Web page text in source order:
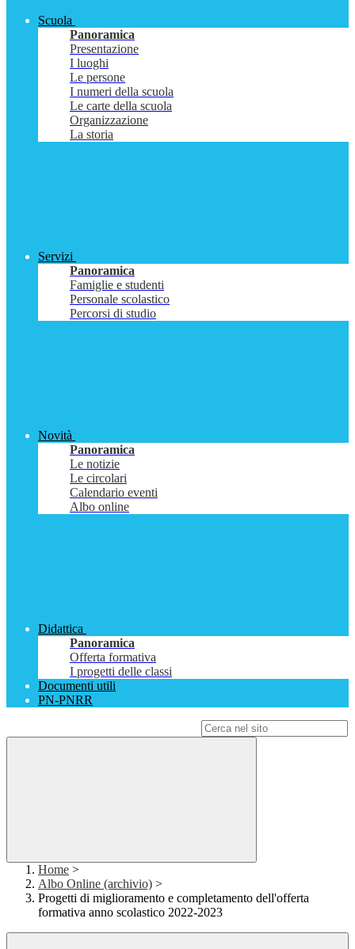
Scuola
Panoramica
Presentazione
I luoghi
Le persone
I numeri della scuola
Le carte della scuola
Organizzazione
La storia
Servizi
Panoramica
Famiglie e studenti
Personale scolastico
Percorsi di studio
Novità
Panoramica
Le notizie
Le circolari
Calendario eventi
Albo online
Didattica
Panoramica
Offerta formativa
I progetti delle classi
Documenti utili
PN-PNRR
Home >
Albo Online (archivio) >
Progetti di miglioramento e completamento dell'offerta
formativa anno scolastico 2022-2023